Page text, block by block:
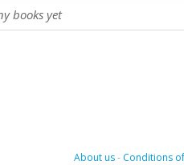
books yet
About us- Conditions